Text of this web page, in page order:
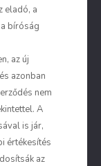
eladó, a
bíróság
az új
azonban
nem
A
is jár,
értékesítés
az